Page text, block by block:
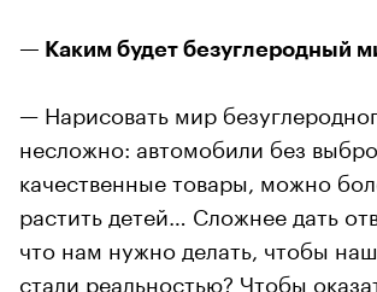
— Каким будет безуглеродный
— Нарисовать мир
несложно: автомобили без
качественные товары, можно
растить детей… Сложнее дать
что нам нужно делать, чтобы
стали реальностью? Чтобы